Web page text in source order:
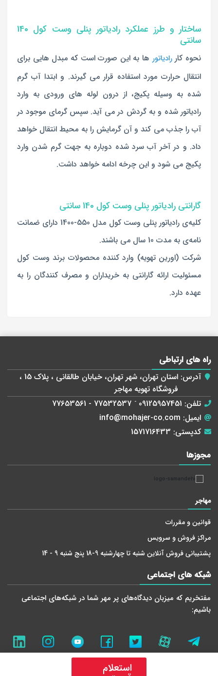
استعلام
ساختار و طرز عملکرد رادیاتور پنلی وست کول 140
سانتی
نحوه کاررادیاتور ها به این صورت است که مبدل هایی برای
انتقال حرارت مورد استفاده قرار می گیرند. و ابتدا آب گرم
شده به وسیله پکیج، از درون لوله های ورودی به وارد
رادیاتور شده و به گردش در می آید. سپس گرمای موجود در
آب را جذب می کند و آن گرمایش را به محیط انتقال خواهد
داد. و در آخر آب سرد شده دوباره به جهت گرم شدن وارد
پکیج می شود و این چرخه ادامه خواهد داشت.
گارانتی رادیاتور پنلی وست کول 140 سانتی
کلیه‌ی رادیاتور پنلی وست کول مدل 550-1400 دارای ضمانت
نامه‌ی به مدت 10 سال می باشند.
شرکت (اورین تهویه) وارد کننده محصولات برند وست کول
مسئولیت ارائه گارانتی به خریداران و مصرف کنندگان را به
عهده دارد.
راه های ارتباطی
آدرس:
استان تهران، شهر تهران، خیابان طالقانی ، پلاک 15 ،
فروشگاه تهویه مهاجر
تلفن: 09125957451
-
77532537 - 77653561
ایمیل: info@mohajer-co.com
کدپستی: 1571716433
مجوز‌ها
مهاجر
قوانین و مقررات
مراکز فروش و سرویس
پشتیبانی فروش آنلاین شنبه تا چهارشنبه 9-18 پنج شنبه 9 - 14
شبکه های اجتماعی
مفتخریم که میزبان دید‌گاه‌های پر مهر شما در شبکه‌های اجتماعی
باشیم:
تمامی حقوق معنوی این سایت برای تهویه مهاجر محفوظ می باشد.